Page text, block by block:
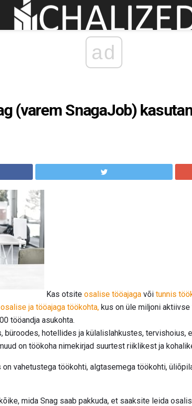
ad
(varem SnagaJob)
Kas otsite osalise tööajaga või tunnis
ja tööajaga töökohta, kus on üle miljoni
tööandja asukohta.
büroodes, hotellides ja külalislahkustes, tervishoius,
on töökoha nimekirjad suurtest riiklikest ja
vahetustega töökohti, algtasemega töökohti,
mida Snag saab pakkuda, et saaksite leida